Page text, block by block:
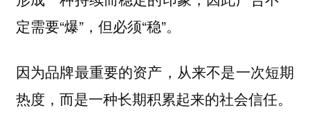
定需要“爆”，但必须“稳”。
因为品牌最重要的资产，从来不是一次短期
热度，而是一种长期积累起来的社会信任。